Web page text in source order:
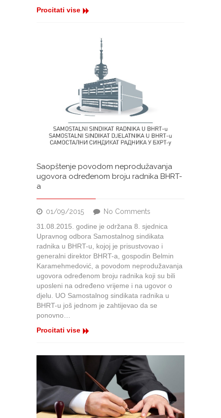
Procitati vise
Saopštenje povodom neprodužavanja
ugovora određenom broju radnika BHRT-
a
01/09/2015 No Comments
povodom
neprodužavanja
ugovora
određenom
broju
radnika
BHRT-
a
31.08.2015. godine je održana 8. sjednica
Upravnog odbora Samostalnog sindikata
radnika u BHRT-u, kojoj je prisustvovao i
generalni direktor BHRT-a, gospodin Belmin
Karamehmedović, a povodom neprodužavanja
ugovora određenom broju radnika koji su bili
uposleni na određeno vrijeme i na ugovor o
djelu. UO Samostalnog sindikata radnika u
BHRT-u još jednom je zahtijevao da se
ponovno…
Procitati vise